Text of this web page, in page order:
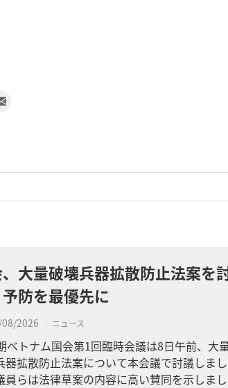
大量破壊兵器拡散防止法案を
防を最優先に
2026 ニュース
ベトナム国会第1回臨時会議は8日午前、大
器拡散防止法案について本会議で討議しまし
員らは法律草案の内容に高い賛同を示しまし